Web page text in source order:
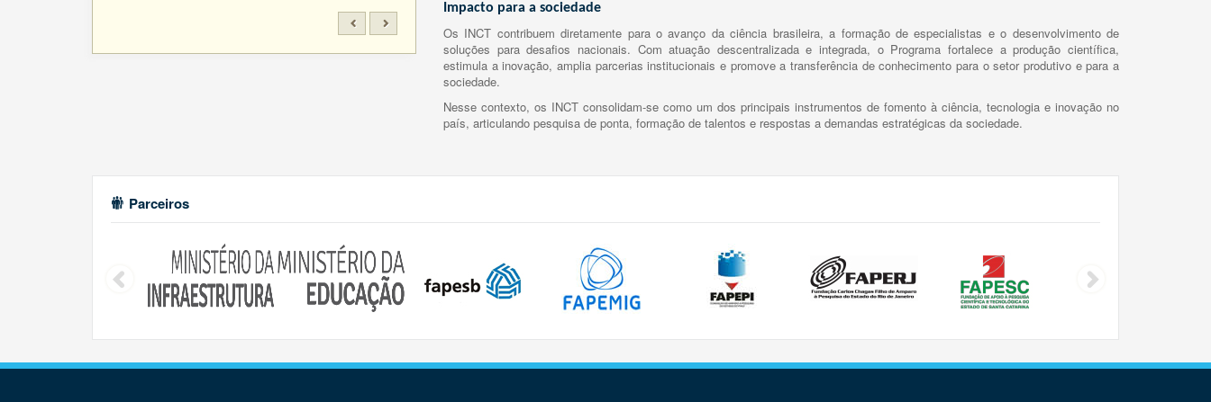
Impacto para a sociedade
Os INCT contribuem diretamente para o avanço da ciência brasileira, a formação de especialistas e o desenvolvimento de
soluções para desafios nacionais. Com atuação descentralizada e integrada, o Programa fortalece a produção científica,
estimula a inovação, amplia parcerias institucionais e promove a transferência de conhecimento para o setor produtivo e para a
sociedade.
Nesse contexto, os INCT consolidam-se como um dos principais instrumentos de fomento à ciência, tecnologia e inovação no
país, articulando pesquisa de ponta, formação de talentos e respostas a demandas estratégicas da sociedade.
Parceiros